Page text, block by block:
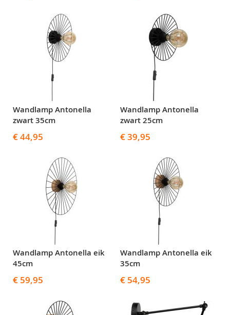
Wandlamp Antonella
zwart 35cm
€ 44,95
Wandlamp Antonella
zwart 25cm
€ 39,95
Wandlamp Antonella eik
45cm
€ 59,95
Wandlamp Antonella eik
35cm
€ 54,95